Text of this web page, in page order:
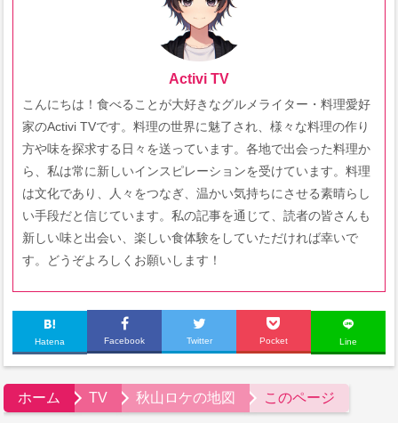
Activi TV
こんにちは！食べることが大好きなグルメライター・料理愛好
家のActivi TVです。料理の世界に魅了され、様々な料理の作り
方や味を探求する日々を送っています。各地で出会った料理か
ら、私は常に新しいインスピレーションを受けています。料理
は文化であり、人々をつなぎ、温かい気持ちにさせる素晴らし
い手段だと信じています。私の記事を通じて、読者の皆さんも
新しい味と出会い、楽しい食体験をしていただければ幸いで
す。どうぞよろしくお願いします！
Hatena Facebook Twitter Pocket Line
ホーム TV 秋山ロケの地図 このページ